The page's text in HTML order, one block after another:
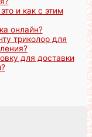
и как с этим
онлайн?
триколор для
для доставки